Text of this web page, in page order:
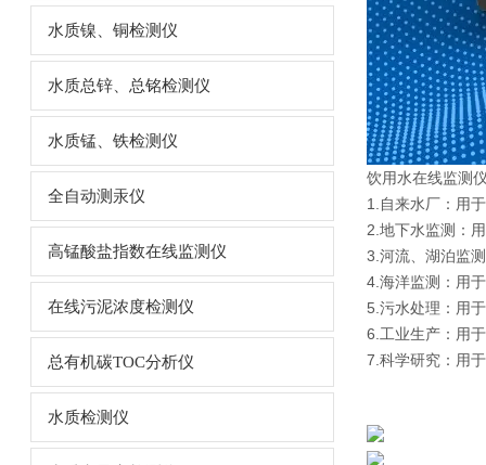
水质镍、铜检测仪
水质总锌、总铭检测仪
水质锰、铁检测仪
全自动测汞仪
高锰酸盐指数在线监测仪
在线污泥浓度检测仪
总有机碳TOC分析仪
水质检测仪
饮用水在线监测
1.自来水厂：用
2.地下水监测：
3.河流、湖泊监
4.海洋监测：用
5.污水处理：用
6.工业生产：用
7.科学研究：用